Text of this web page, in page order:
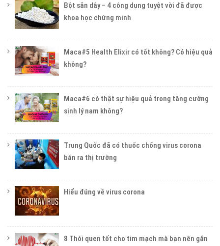
Bột sắn dây – 4 công dụng tuyệt vời đã được
khoa học chứng minh
Maca#5 Health Elixir có tốt không? Có hiệu quả
không?
Maca#6 có thật sự hiệu quả trong tăng cường
sinh lý nam không?
Trung Quốc đã có thuốc chống virus corona
bán ra thị trường
Hiểu đúng về virus corona
8 Thói quen tốt cho tim mạch mà bạn nên gắn